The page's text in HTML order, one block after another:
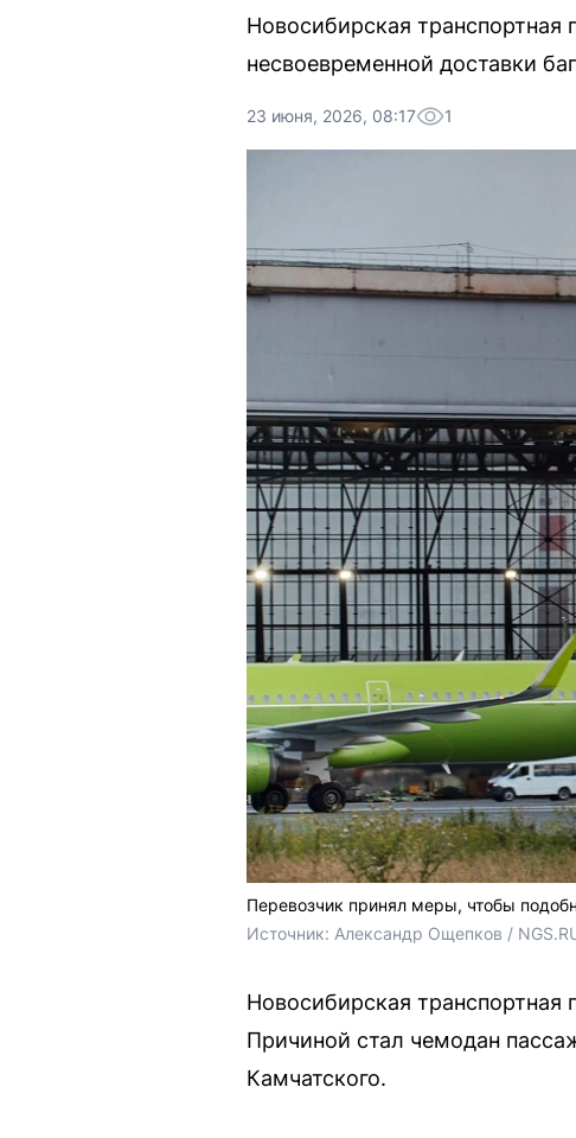
Новосибирская транспортная
несвоевременной доставки
23 июня, 2026, 08:17 1
Перевозчик принял меры, чтобы
Источник: Александр Ощепков /
Новосибирская
Причиной стал чемодан
Камчатского.